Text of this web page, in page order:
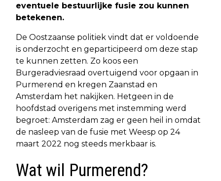
eventuele bestuurlijke fusie zou kunnen
betekenen.
De Oostzaanse politiek vindt dat er voldoende
is onderzocht en geparticipeerd om deze stap
te kunnen zetten. Zo koos een
Burgeradviesraad overtuigend voor opgaan in
Purmerend en kregen Zaanstad en
Amsterdam het nakijken. Hetgeen in de
hoofdstad overigens met instemming werd
begroet: Amsterdam zag er geen heil in omdat
de nasleep van de fusie met Weesp op 24
maart 2022 nog steeds merkbaar is.
Wat wil Purmerend?